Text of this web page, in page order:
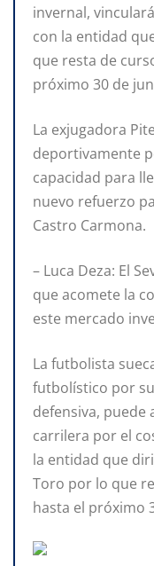
invernal,
con la entidad
que resta de
próximo 30 de
La exjugadora
deportivamente
capacidad para
nuevo refuerzo
Castro Carmona.
– Luca Deza: El
que acomete la
este mercado
La futbolista
futbolístico por
defensiva, puede
carrilera por el
la entidad que
Toro por lo que
hasta el próximo